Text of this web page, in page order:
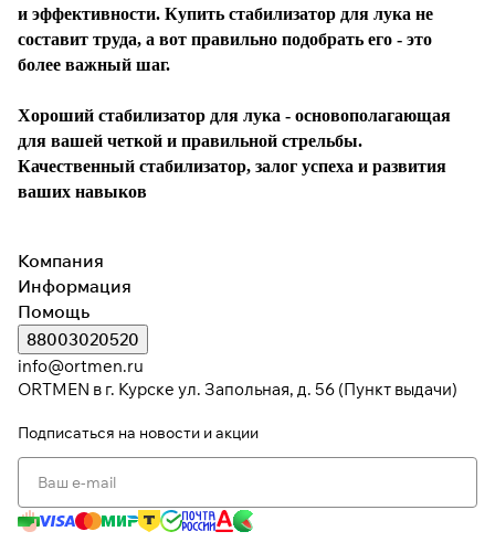
и эффективности. Купить стабилизатор для лука не
составит труда, а вот правильно подобрать его - это
более важный шаг.
Хороший стабилизатор для лука - основополагающая
для вашей четкой и правильной стрельбы.
Качественный стабилизатор, залог успеха и развития
ваших навыков
Компания
Информация
Помощь
88003020520
info@ortmen.ru
ORTMEN в г. Курске ул. Запольная, д. 56 (Пункт выдачи)
Подписаться на новости и акции